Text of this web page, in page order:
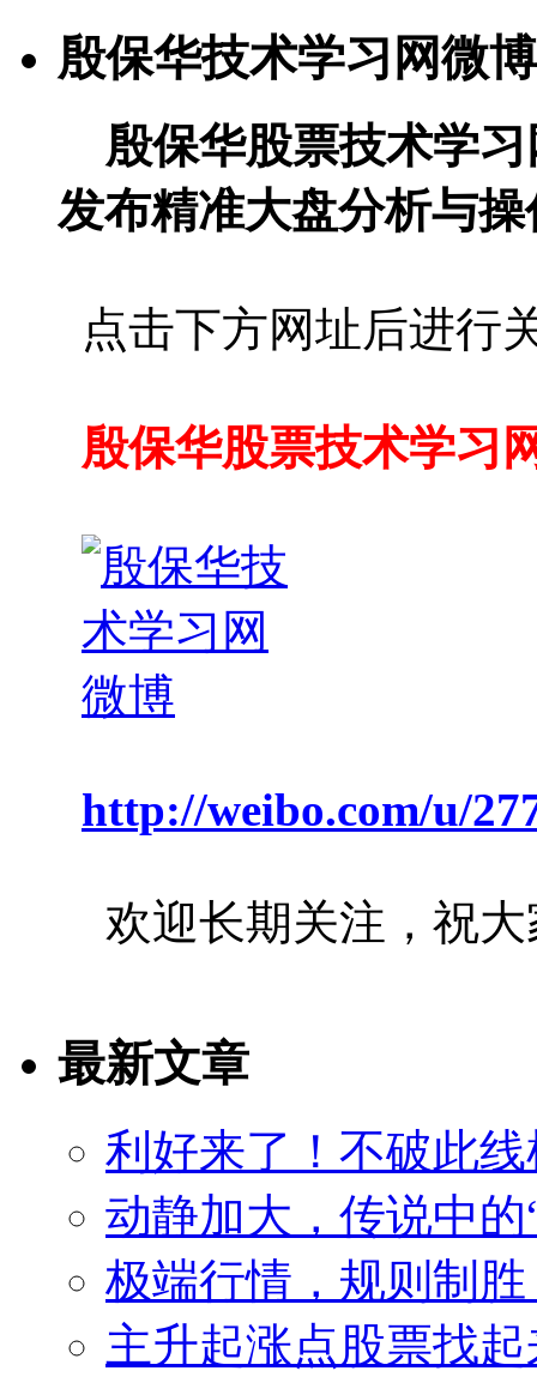
殷保华技术学习网微博
殷保华股票技术学习
发布精准大盘分析与
点击下方网址后进行
殷保华股票技术学习
http://weibo.com/u/
欢迎长期关注，祝大
最新文章
利好来了！不破此
动静加大，传说中的
极端行情，规则制胜
主升起涨点股票找